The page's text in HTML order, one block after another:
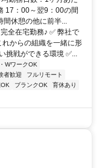
17：00～翌9：00の間
間休憩の他に前半...
全在宅勤務♪ ✅ 弊社で
れからの組織を一緒に形
挑戦ができる環境 ✅...
WワークOK
者歓迎
フルリモート
ブランクOK
育休あり